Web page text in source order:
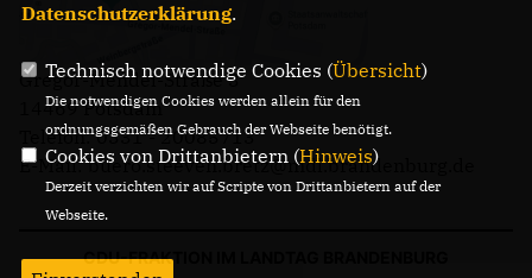
Gregor-Mendel-Straße 3
14469 Potsdam
Telefon: 0331 - 20085713
E-Mail: buero.steeven.bretz@mdl.brandenburg.de
CDU-FRAKTION IM LANDTAG BRANDENBURG
Datenschutzerklärung.
Technisch notwendige Cookies (Übersicht)
Die notwendigen Cookies werden allein für den
ordnungsgemäßen Gebrauch der Webseite benötigt.
Cookies von Drittanbietern (Hinweis)
Derzeit verzichten wir auf Scripte von Drittanbietern auf der
Webseite.